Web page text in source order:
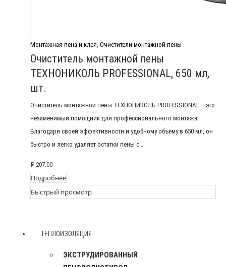
Монтажная пена и клея, Очистители монтажной пены
Очиститель монтажной пены
ТЕХНОНИКОЛЬ PROFESSIONAL, 650 мл,
шт.
Очиститель монтажной пены ТЕХНОНИКОЛЬ PROFESSIONAL – это
незаменимый помощник для профессионального монтажа.
Благодаря своей эффективности и удобному объему в 650 мл, он
быстро и легко удаляет остатки пены с…
₽ 207.00
Подробнее
Быстрый просмотр
ТЕПЛОИЗОЛЯЦИЯ
ЭКСТРУДИРОВАННЫЙ